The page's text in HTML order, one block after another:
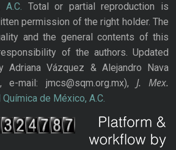
Total or partial reproduction is
permission of the right holder. The
and the general contents of this
of the authors. Updated
Adriana Vázquez & Alejandro Nava
mail: jmcs@sqm.org.mx), J. Mex.
de México, A.C.